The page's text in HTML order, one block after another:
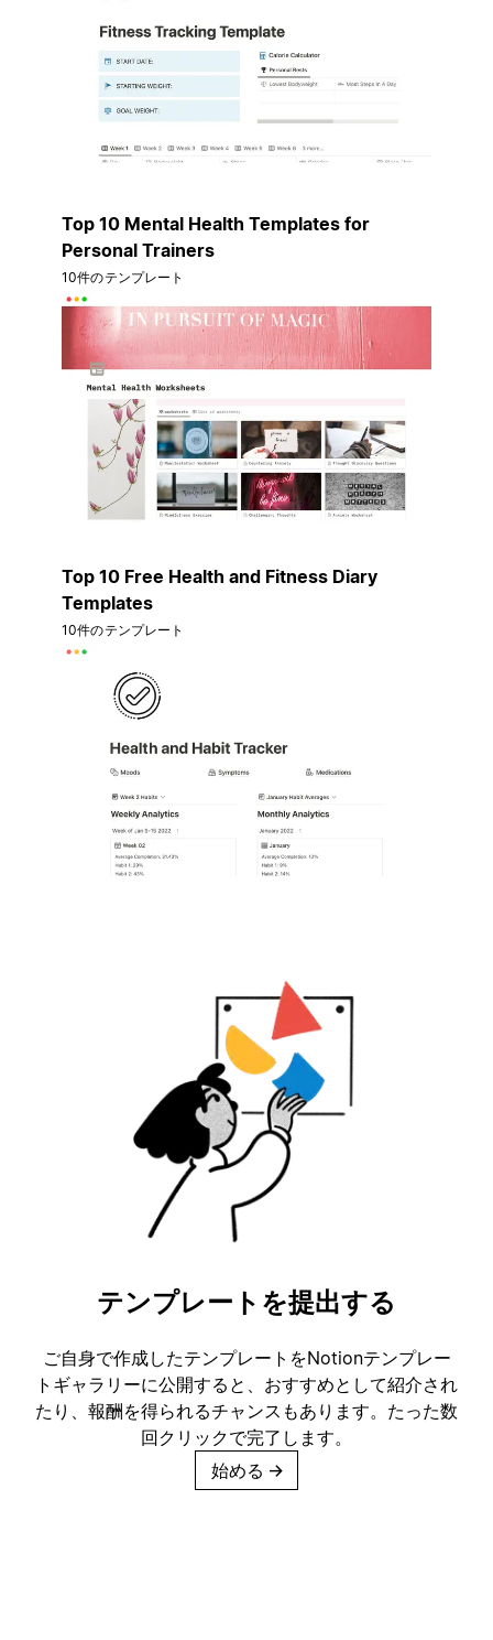
Top 10 Mental Health Templates for
Personal Trainers
10件のテンプレート
Top 10 Free Health and Fitness Diary
Templates
10件のテンプレート
テンプレートを提出する
ご自身で作成したテンプレートをNotionテンプレー
トギャラリーに公開すると、おすすめとして紹介され
たり、報酬を得られるチャンスもあります。たった数
回クリックで完了します。
始める →